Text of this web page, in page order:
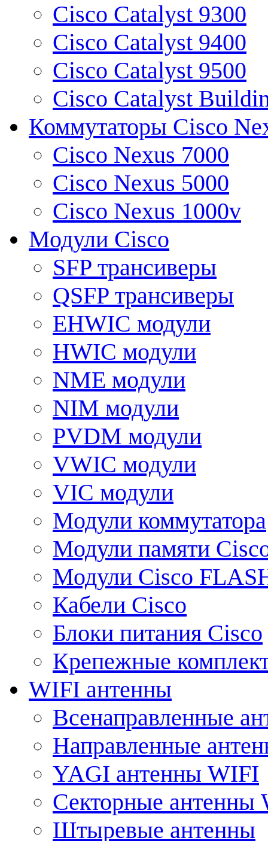
Cisco Catalyst 9300
Cisco Catalyst 9400
Cisco Catalyst 9500
Cisco Catalyst
Коммутаторы Cisco
Cisco Nexus 7000
Cisco Nexus 5000
Cisco Nexus 1000v
Модули Cisco
SFP трансиверы
QSFP трансиверы
EHWIC модули
HWIC модули
NME модули
NIM модули
PVDM модули
VWIC модули
VIC модули
Модули коммутатора
Модули памяти
Модули Cisco
Кабели Cisco
Блоки питания Cisco
Крепежные
WIFI антенны
Всенаправленные
Направленные
YAGI антенны WIFI
Секторные антенны
Штыревые антенны